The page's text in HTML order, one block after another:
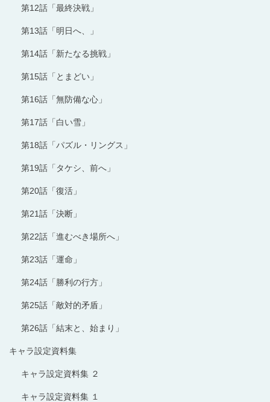
第12話「最終決戦」
第13話「明日へ、」
第14話「新たなる挑戦」
第15話「とまどい」
第16話「無防備な心」
第17話「白い雪」
第18話「パズル・リングス」
第19話「タケシ、前へ」
第20話「復活」
第21話「決断」
第22話「進むべき場所へ」
第23話「運命」
第24話「勝利の行方」
第25話「敵対的矛盾」
第26話「結末と、始まり」
キャラ設定資料集
キャラ設定資料集 ２
キャラ設定資料集 １